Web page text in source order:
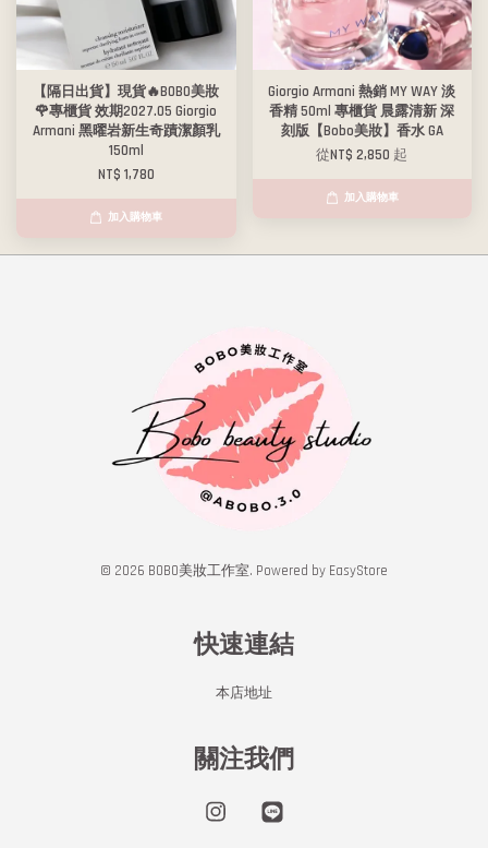
【隔日出貨】現貨🔥BOBO美妝
🌹專櫃貨 效期2027.05 Giorgio
Armani 黑曜岩新生奇蹟潔顏乳
150ml
NT$ 1,780
加入購物車
Giorgio Armani 熱銷 MY WAY 淡
香精 50ml 專櫃貨 晨露清新 深
刻版【Bobo美妝】香水 GA
從NT$ 2,850 起
加入購物車
© 2026 BOBO美妝工作室. Powered by EasyStore
快速連結
本店地址
關注我們
Instagram